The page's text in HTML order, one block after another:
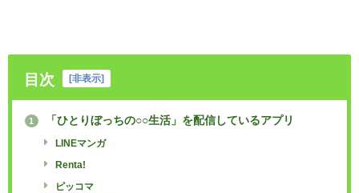
目次 [非表示]
1 「ひとりぼっちの○○生活」を配信しているアプリ
LINEマンガ
Renta!
ピッコマ